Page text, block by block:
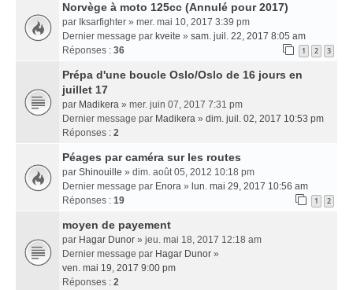
Norvège à moto 125cc (Annulé pour 2017)
par Iksarfighter » mer. mai 10, 2017 3:39 pm
Dernier message par kveite » sam. juil. 22, 2017 8:05 am
Réponses : 36 1 2 3
Prépa d'une boucle Oslo/Oslo de 16 jours en
juillet 17
par Madikera » mer. juin 07, 2017 7:31 pm
Dernier message par Madikera » dim. juil. 02, 2017 10:53 pm
Réponses : 2
Péages par caméra sur les routes
par Shinouille » dim. août 05, 2012 10:18 pm
Dernier message par Enora » lun. mai 29, 2017 10:56 am
Réponses : 19 1 2
moyen de payement
par Hagar Dunor » jeu. mai 18, 2017 12:18 am
Dernier message par Hagar Dunor »
ven. mai 19, 2017 9:00 pm
Réponses : 2